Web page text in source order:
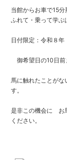
当館からお車で15
ふれて・乗って学ぶ
日付限定：令和８
8月1・
御希望日の10日前
馬に触れたことがな
す。
是非この機会に お
ください。